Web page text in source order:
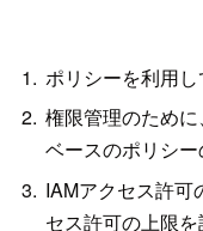
ポリシーを利用
権限管理のため
ベースのポリシ
IAMアクセス許可
セス許可の上限を